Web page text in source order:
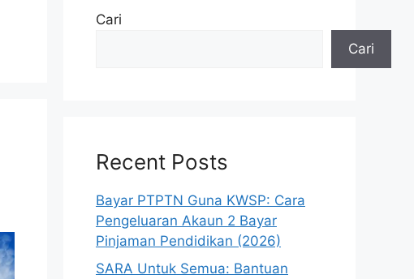
Cari
Cari
Recent Posts
Bayar PTPTN Guna KWSP: Cara
Pengeluaran Akaun 2 Bayar
Pinjaman Pendidikan (2026)
SARA Untuk Semua: Bantuan